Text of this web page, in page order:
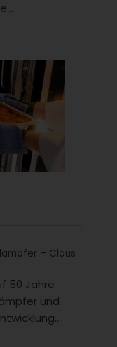
– Claus
50 Jahre
und